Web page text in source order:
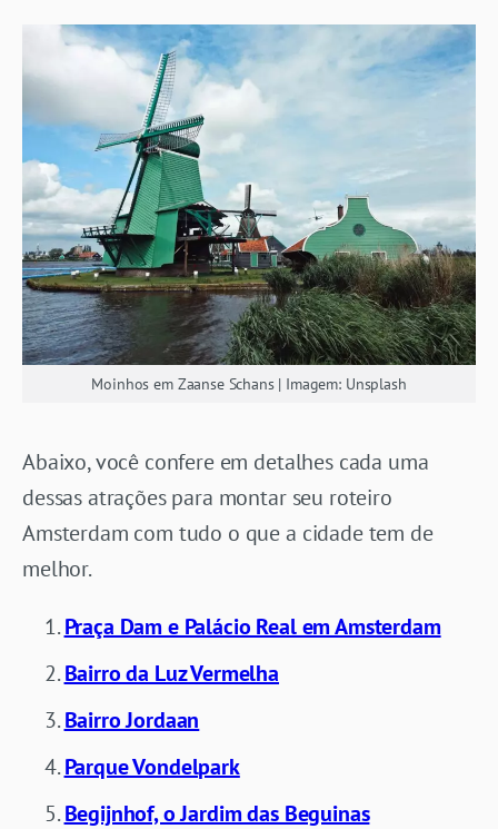
Moinhos em Zaanse Schans | Imagem: Unsplash
Abaixo, você confere em detalhes cada uma
dessas atrações para montar seu roteiro
Amsterdam com tudo o que a cidade tem de
melhor.
Praça Dam e Palácio Real em Amsterdam
Bairro da Luz Vermelha
Bairro Jordaan
Parque Vondelpark
Begijnhof, o Jardim das Beguinas